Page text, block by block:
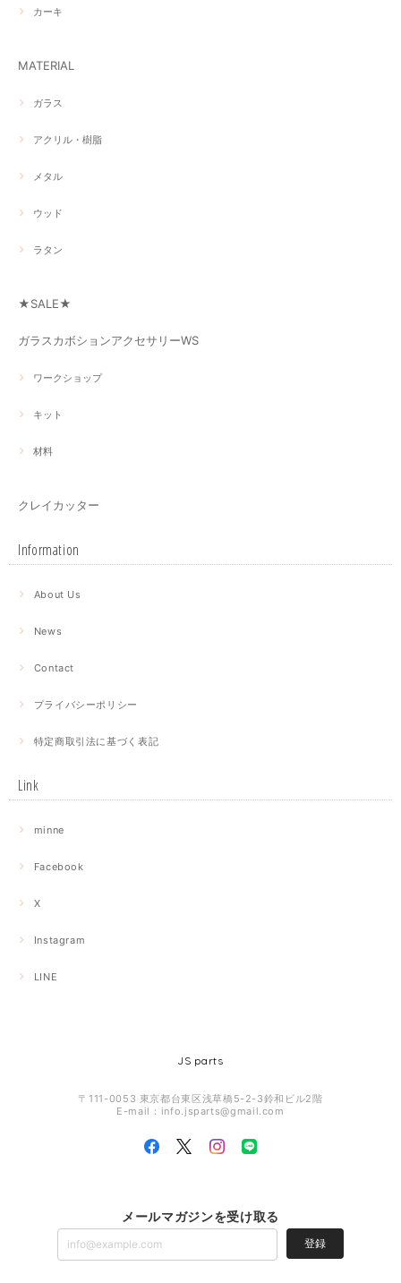
カーキ
MATERIAL
ガラス
アクリル・樹脂
メタル
ウッド
ラタン
★SALE★
ガラスカボションアクセサリーWS
ワークショップ
キット
材料
クレイカッター
Information
About Us
News
Contact
プライバシーポリシー
特定商取引法に基づく表記
Link
minne
Facebook
X
Instagram
LINE
JS parts
〒111-0053 東京都台東区浅草橋5-2-3鈴和ビル2階
E-mail： info.jsparts@gmail.com
メールマガジンを受け取る
登録